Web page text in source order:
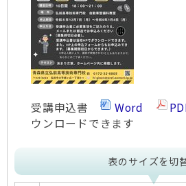
受講申込書 Word
ウンロードできます
表のサイズを切